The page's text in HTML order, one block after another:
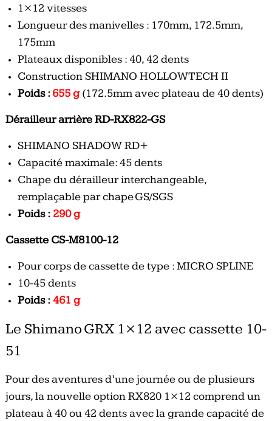
1×12 vitesses
Longueur des manivelles : 170mm, 172.5mm,
175mm
Plateaux disponibles : 40, 42 dents
Construction SHIMANO HOLLOWTECH II
Poids :655 g(172.5mm avec plateau de 40 dents)
Dérailleur arrière RD-RX822-GS
SHIMANO SHADOW RD+
Capacité maximale: 45 dents
Chape du dérailleur interchangeable,
remplaçable par chape GS/SGS
Poids : 290 g
Cassette CS-M8100-12
Pour corps de cassette de type : MICRO SPLINE
10-45 dents
Poids : 461 g
Le Shimano GRX 1×12 avec cassette 10-
51
Pour des aventures d’une journée ou de plusieurs
jours, la nouvelle option RX820 1×12 comprend un
plateau à 40 ou 42 dents avec la grande capacité de